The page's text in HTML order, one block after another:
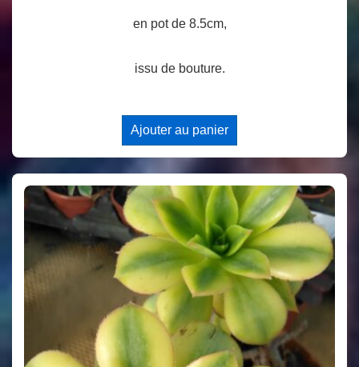
en pot de 8.5cm,
issu de bouture.
Ajouter au panier